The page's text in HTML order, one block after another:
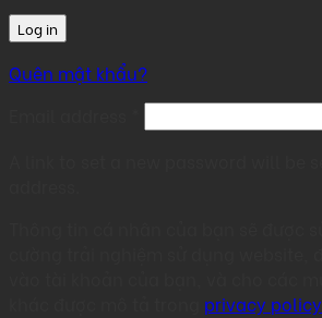
Log in
Quên mật khẩu?
privacy policy